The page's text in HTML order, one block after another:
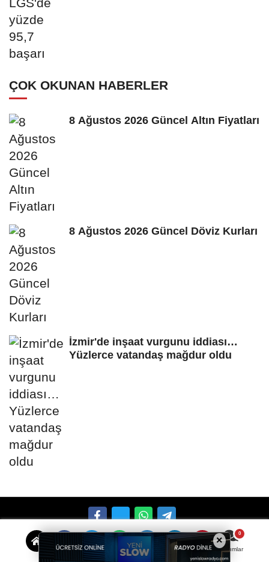
Yorumlar
ÇOK OKUNAN HABERLER
8 Ağustos 2026 Güncel Altın Fiyatları
8 Ağustos 2026 Güncel Döviz Kurları
İzmir'de inşaat vurgunu iddiası…
Yüzlerce vatandaş mağdur oldu
Künye İletişim Çerez Politikası Gizlilik İlkeleri
×